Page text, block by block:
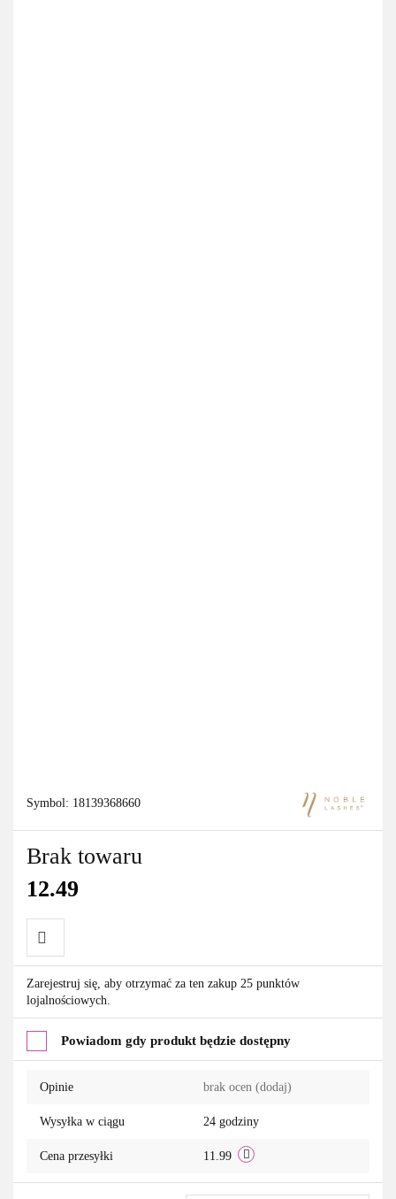
Symbol: 18139368660
Brak towaru
12.49
Do
Zarejestruj się, aby otrzymać za ten zakup 25 punktów
lojalnościowych.
Powiadom gdy produkt będzie dostępny
Opinie brak ocen (dodaj)
Wysyłka w ciągu 24 godziny
Cena przesyłki 11.99